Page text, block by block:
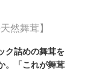
然舞茸】
ク詰めの舞茸を
。「これが舞茸